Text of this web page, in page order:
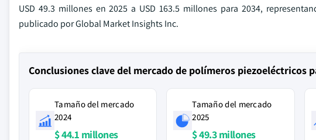
USD 49.3 millones en 2025 a USD 163.5 millones para 2034,
publicado por Global Market Insights Inc.
Conclusiones clave del mercado de polímeros piezoeléctricos
Tamaño del mercado
2024
$ 44.1 millones
Tamaño del mercado
2025
$ 49.3 millones